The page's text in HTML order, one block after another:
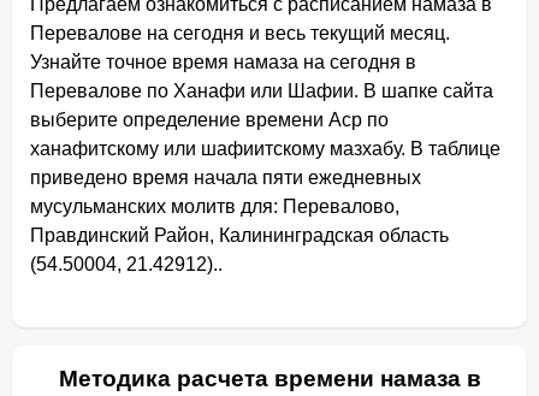
Предлагаем ознакомиться с расписанием намаза в
Перевалове на сегодня и весь текущий месяц.
Узнайте точное время намаза на сегодня в
Перевалове по Ханафи или Шафии. В шапке сайта
выберите определение времени Аср по
ханафитскому или шафиитскому мазхабу. В таблице
приведено время начала пяти ежедневных
мусульманских молитв для: Перевалово,
Правдинский Район, Калининградская область
(54.50004, 21.42912)..
Методика расчета времени намаза в